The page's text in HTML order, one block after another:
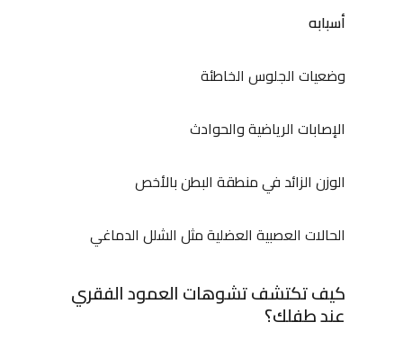
أسبابه
وضعيات الجلوس الخاطئة
الإصابات الرياضية والحوادث
الوزن الزائد في منطقة البطن بالأخص
الحالات العصبية العضلية مثل الشلل الدماغي
كيف تكتشف تشوهات العمود الفقري
عند طفلك؟